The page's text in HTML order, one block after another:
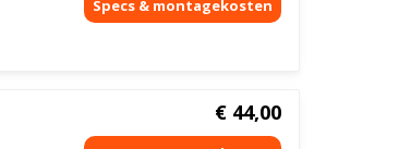
€ 44,00